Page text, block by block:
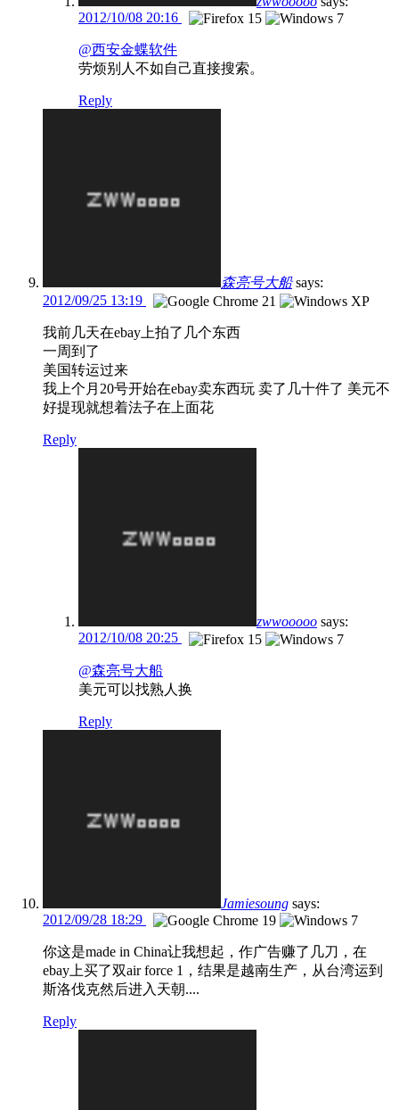
2012/10/08 20:16
@西安金蝶软件
劳烦别人不如自己直接搜索。
Reply
森亮号大船 says:
2012/09/25 13:19
我前几天在ebay上拍了几个东西
一周到了
美国转运过来
我上个月20号开始在ebay卖东西玩 卖了几十件了 美元不
好提现就想着法子在上面花
Reply
zwwooooo says:
2012/10/08 20:25
@森亮号大船
美元可以找熟人换
Reply
Jamiesoung says:
2012/09/28 18:29
你这是made in China让我想起，作广告赚了几刀，在
ebay上买了双air force 1，结果是越南生产，从台湾运到
斯洛伐克然后进入天朝....
Reply